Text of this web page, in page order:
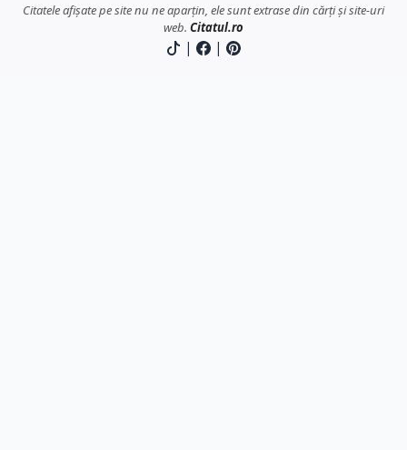
Citatele afișate pe site nu ne aparțin, ele sunt extrase din cărți și site-uri
web. Citatul.ro
| |